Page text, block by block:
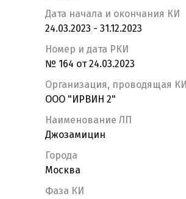
Дата начала и окончания КИ
24.03.2023 - 31.12.2023
Номер и дата РКИ
№ 164 от 24.03.2023
Организация, проводящая КИ
ООО "ИРВИН 2"
Наименование ЛП
Джозамицин
Города
Москва
Фаза КИ